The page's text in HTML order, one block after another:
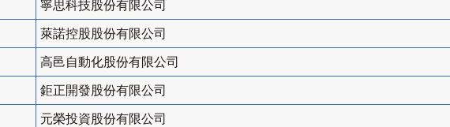
寧思科技股份有限公司
萊諾控股股份有限公司
高邑自動化股份有限公司
鉅正開發股份有限公司
元榮投資股份有限公司